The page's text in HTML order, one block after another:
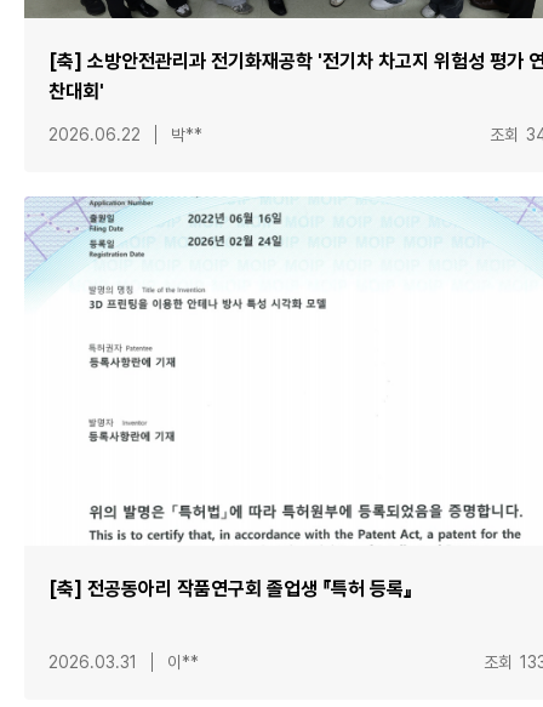
[축] 소방안전관리과 전기화재공학 '전기차 차고지 위험성 평가
찬대회'
2026.06.22 박** 조회
[축] 전공동아리 작품연구회 졸업생 『특허 등록』
2026.03.31 이** 조회